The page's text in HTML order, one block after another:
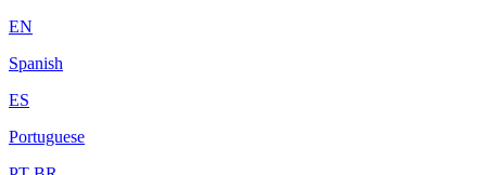
EN
Spanish
ES
Portuguese